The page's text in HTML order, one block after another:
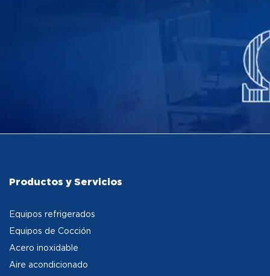
Productos y Servicios
Equipos refrigerados
Equipos de Cocción
Acero inoxidable
Aire acondicionado